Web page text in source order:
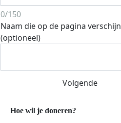
Streefbedrag
0/150
Naam die op de pagina
(optioneel)
Volgende